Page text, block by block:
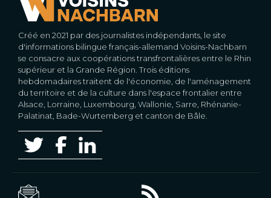
Créé en 2021 par des journalistes indépendants, le site
d'informations bilingue français-allemand Voisins-Nachbarn
se consacre aux coopérations transfrontalières entre le Rhin
supérieur et la Grande Région. Trois éditions
hebdomadaires traitent de l'économie, de l'aménagement
du territoire et de la culture dans l'espace frontalier entre
Alsace, Lorraine, Luxembourg, Wallonie, Sarre, Rhénanie-
Palatinat, Bade-Wurtemberg et canton de Bâle.